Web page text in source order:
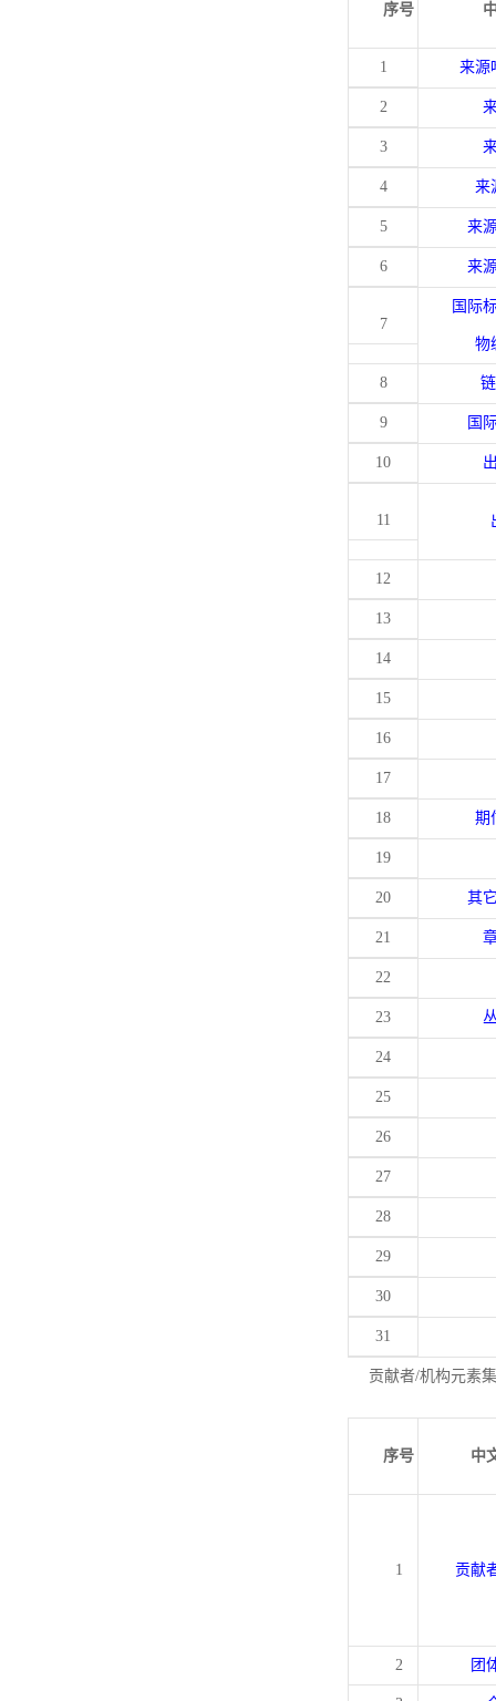
序号
1 来源
2
3
4 来
5 来
6 来
7
国际
物
8
9 国
10
11
12
13
14
15
16
17
18 期
19
20 其
21
22
23
24
25
26
27
28
29
30
31
贡献者/机构元素
序号 中
1 贡献
2 团